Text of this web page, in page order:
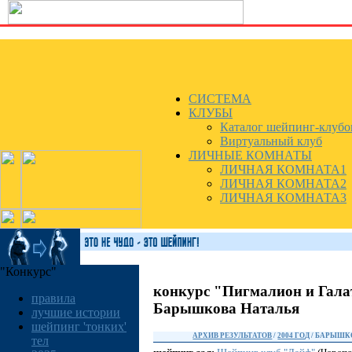
СИСТЕМА
КЛУБЫ
Каталог шейпинг-
Виртуальный клуб
ЛИЧНЫЕ КОМНАТЫ
ЛИЧНАЯ КОМНАТА1
ЛИЧНАЯ КОМНАТА2
ЛИЧНАЯ КОМНАТА3
"Конкурс"
правила
лучшие истории
шейпинг 'тонких'
тел
конкурс "Пигмалион и
Барышкова Наталья
АРХИВ РЕЗУЛЬТАТОВ /2004 ГОД /